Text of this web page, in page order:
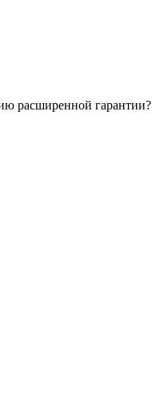
расширенной гарантии?